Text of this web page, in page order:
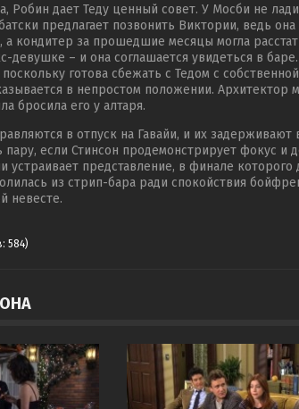
Робин дает Теду ценный совет. У Мосби не
предлагает позвонить Виктории, ведь
а кондитер за прошедшие месяцы могла
девушке – и она соглашается увидеться в
готова сбежать с Тедом с
в непростом положении. Архитектор
бросила его у алтаря.
в отпуск на Гавайи, и их задерживают
пару, если Стинсон продемонстрирует фокус
устраивает представление, в финале
из стрип-бара ради спокойствия
невесте.
584)